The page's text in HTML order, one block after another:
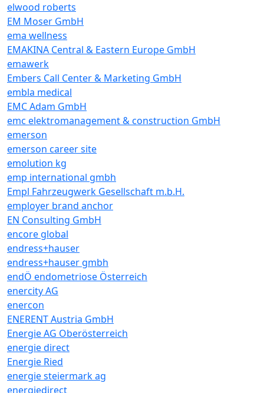
elwood roberts
EM Moser GmbH
ema wellness
EMAKINA Central & Eastern Europe GmbH
emawerk
Embers Call Center & Marketing GmbH
embla medical
EMC Adam GmbH
emc elektromanagement & construction GmbH
emerson
emerson career site
emolution kg
emp international gmbh
Empl Fahrzeugwerk Gesellschaft m.b.H.
employer brand anchor
EN Consulting GmbH
encore global
endress+hauser
endress+hauser gmbh
endÖ endometriose Österreich
enercity AG
enercon
ENERENT Austria GmbH
Energie AG Oberösterreich
energie direct
Energie Ried
energie steiermark ag
energiedirect